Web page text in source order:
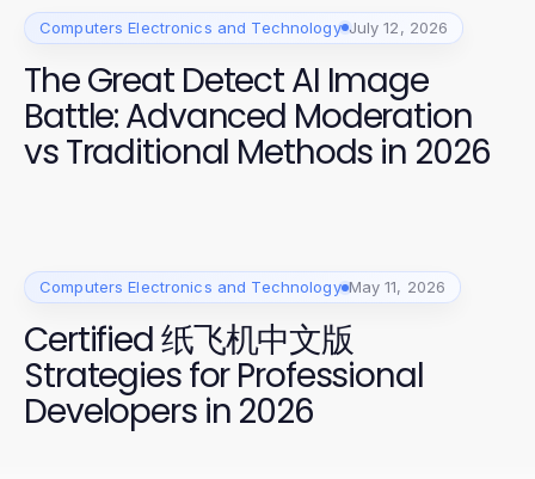
Computers Electronics and Technology July 12, 2026
The Great Detect AI Image
Battle: Advanced Moderation
vs Traditional Methods in 2026
Computers Electronics and Technology May 11, 2026
Certified 纸飞机中文版
Strategies for Professional
Developers in 2026